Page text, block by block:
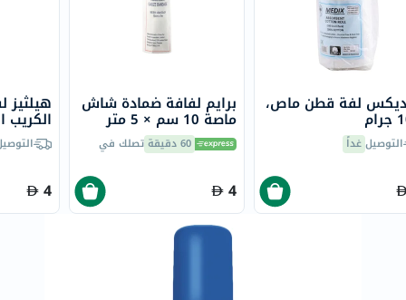
التحسس
الغذائي
الصحية
البشرة
والشعر
المخ
والذاكرة
سم × 4.5 متر
4
برايم لفافة ضمادة شاش
ماصة 10 سم × 5 متر
60 دقيقة تصلك في
4
لفة قطن ماص،
التوصيلغداً